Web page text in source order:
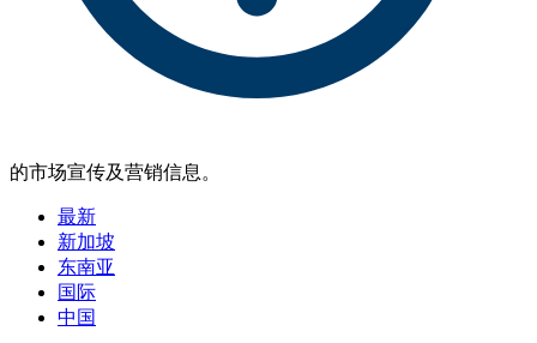
的市场宣传及营销信息。
最新
新加坡
东南亚
国际
中国